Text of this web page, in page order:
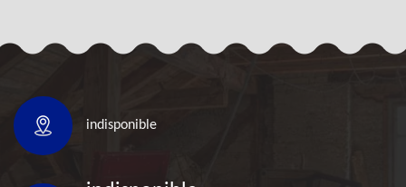
indisponible